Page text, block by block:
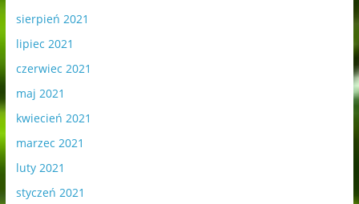
sierpień 2021
lipiec 2021
czerwiec 2021
maj 2021
kwiecień 2021
marzec 2021
luty 2021
styczeń 2021